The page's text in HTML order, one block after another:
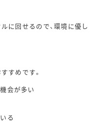
に回せるので、環境に優し
すめです。
会が多い
る